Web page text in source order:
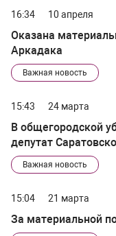
16:34 10 апреля
Оказана
Аркадака
Важная новость
15:43 24 марта
В общегородской
депутат
Кравцов
Важная новость
15:04 21 марта
За материальной